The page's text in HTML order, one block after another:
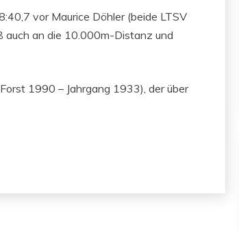
vor Maurice Döhler (beide LTSV
auch an die 10.000m-Distanz und
1990 – Jahrgang 1933), der über